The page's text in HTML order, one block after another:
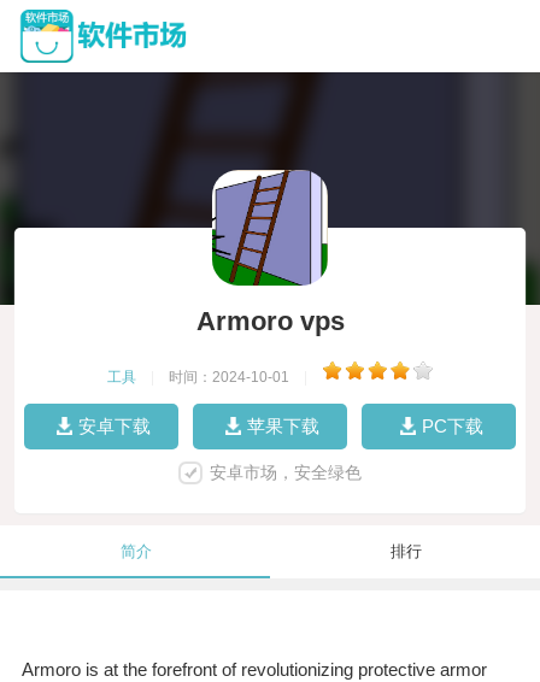
Armoro vps
工具 时间：2024-10-01
安卓下载 苹果下载 PC下载
安卓市场，安全绿色
简介 排行
Armoro is at the forefront of revolutionizing protective armor